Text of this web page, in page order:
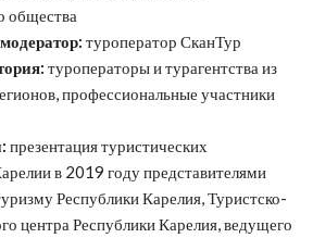
общества
туроператор СканТур
туроператоры и турагентства из
профессиональные участники
презентация туристических
в 2019 году представителями
Республики Карелия, Туристско-
центра Республики Карелия, ведущего